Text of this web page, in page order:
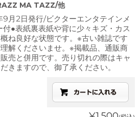
MA TAZZ/他
9月2日発行/ビクターエンタテインメ
●表紙裏表紙や背に少々キズ・カス
ね良好な状態です。※古い雑誌です
解くださいませ。※掲載品、通販商
売と併用です。売り切れの際はキャ
きますので、御了承ください。